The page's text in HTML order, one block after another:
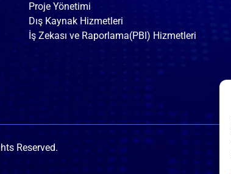
Proje Yönetimi
Dış Kaynak Hizmetleri
İş Zekası ve Raporlama(PBI) Hizmetleri
Reserved.